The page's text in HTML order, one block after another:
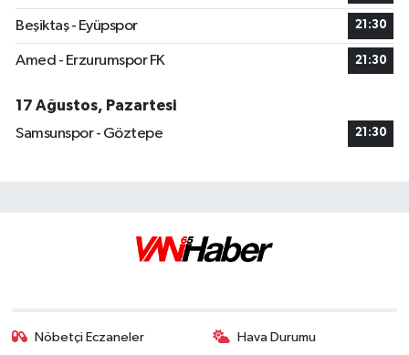
Beşiktaş - Eyüpspor 21:30
Amed - Erzurumspor FK 21:30
17 Ağustos, Pazartesi
Samsunspor - Göztepe
21:30
Nöbetçi Eczaneler Hava Durumu